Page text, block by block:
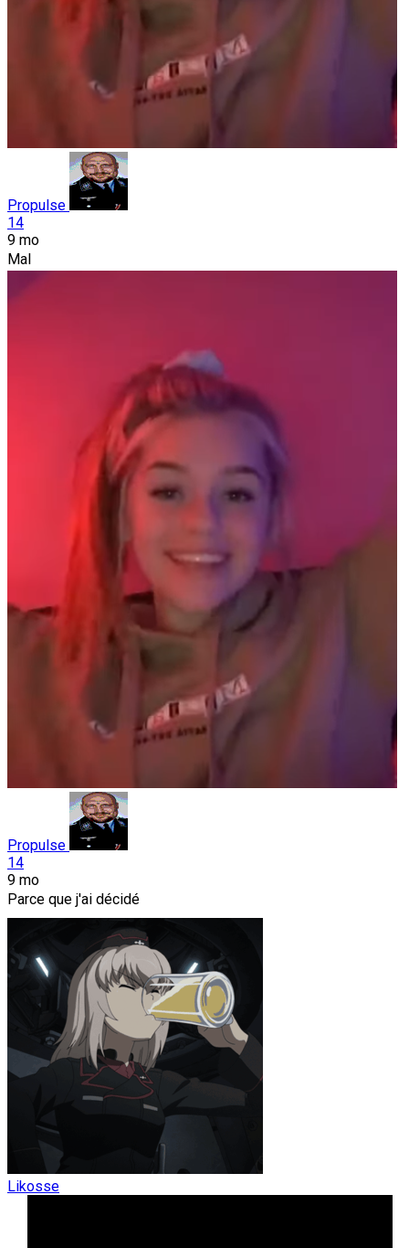
Propulse
14
9 mo
Mal
Propulse
14
9 mo
Parce que j'ai décidé
Likosse